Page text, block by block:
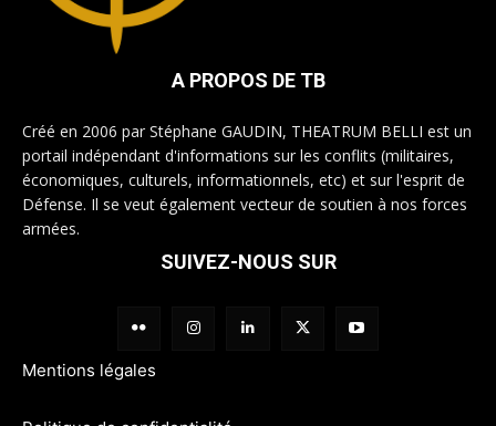
A PROPOS DE TB
Créé en 2006 par Stéphane GAUDIN, THEATRUM BELLI est un
portail indépendant d'informations sur les conflits (militaires,
économiques, culturels, informationnels, etc) et sur l'esprit de
Défense. Il se veut également vecteur de soutien à nos forces
armées.
SUIVEZ-NOUS SUR
Mentions légales